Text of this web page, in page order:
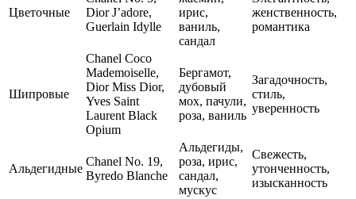
Цветочные
Dior J’adore,
Guerlain Idylle
ирис,
ваниль,
сандал
женственность,
романтика
Шипровые
Chanel Coco
Mademoiselle,
Dior Miss Dior,
Yves Saint
Laurent Black
Opium
Бергамот,
дубовый
мох, пачули,
роза, ваниль
Загадочность,
стиль,
уверенность
Альдегидные
Chanel No. 19,
Byredo Blanche
Альдегиды,
роза, ирис,
сандал,
мускус
Свежесть,
утонченность,
изысканность